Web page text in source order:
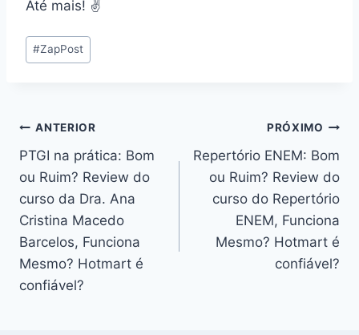
Até mais! ✌️
Tags
do
#ZapPost
Navegação
de
Post
ANTERIOR
PTGI na prática: Bom
ou Ruim? Review do
curso da Dra. Ana
Cristina Macedo
Barcelos, Funciona
Mesmo? Hotmart é
confiável?
PRÓXIMO
Repertório ENEM: Bom
ou Ruim? Review do
curso do Repertório
ENEM, Funciona
Mesmo? Hotmart é
confiável?